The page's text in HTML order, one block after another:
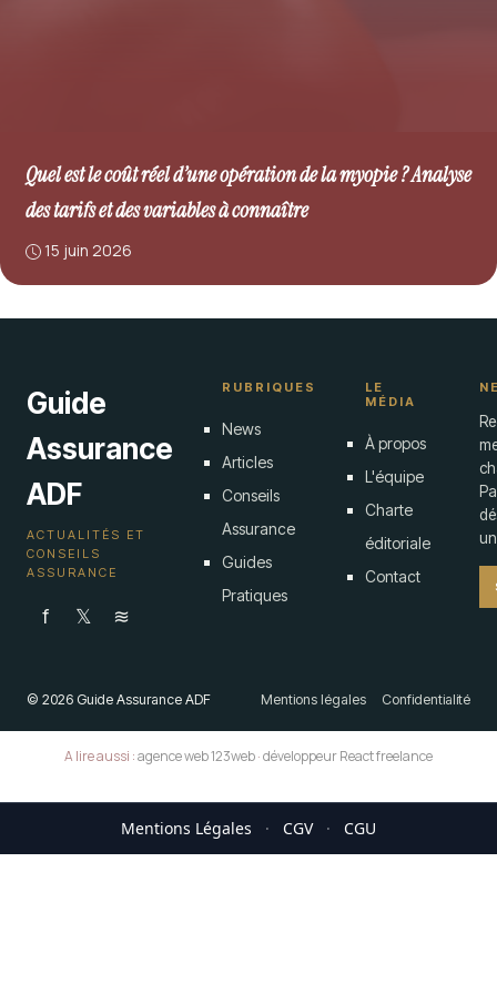
Quel est le coût réel d’une opération de la myopie ? Analyse
des tarifs et des variables à connaître
15 juin 2026
Guide
Assurance
ADF
ACTUALITÉS ET
CONSEILS
ASSURANCE
f 𝕏 ≋
RUBRIQUES
News
Articles
Conseils
Assurance
Guides
Pratiques
LE
MÉDIA
À propos
L'équipe
Charte
éditoriale
Contact
© 2026 Guide Assurance ADF Mentions légales Confidentialité
A lire aussi :agence web 123web·développeur React freelance
Mentions Légales · CGV · CGU